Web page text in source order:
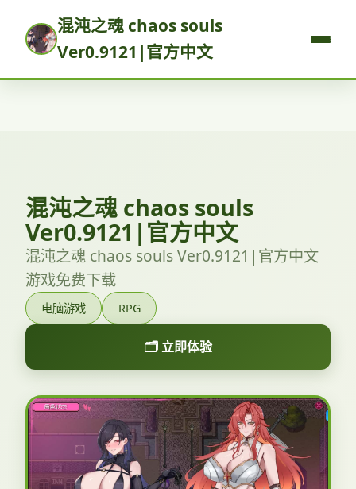
混沌之魂 chaos souls
Ver0.9121|官方中文
混沌之魂 chaos souls
Ver0.9121|官方中文
混沌之魂 chaos souls Ver0.9121|官方中文
游戏免费下载
电脑游戏 RPG
🗂️ 立即体验